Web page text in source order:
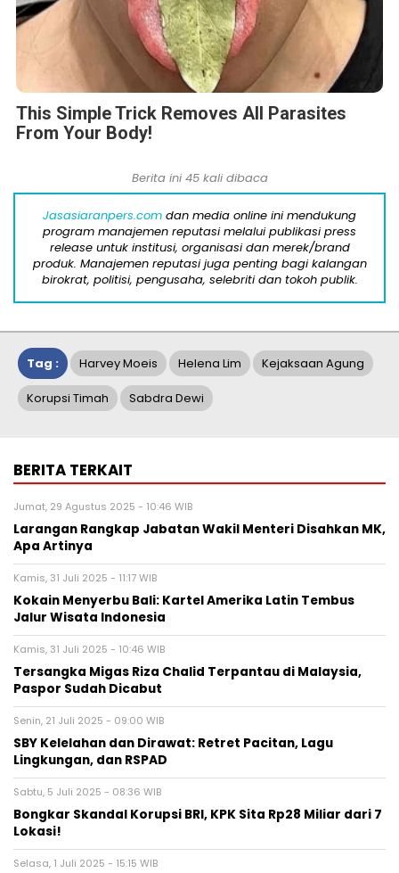
This Simple Trick Removes All Parasites
From Your Body!
Berita ini 45 kali dibaca
Jasasiaranpers.com dan media online ini mendukung
program manajemen reputasi melalui publikasi press
release untuk institusi, organisasi dan merek/brand
produk. Manajemen reputasi juga penting bagi kalangan
birokrat, politisi, pengusaha, selebriti dan tokoh publik.
Tag : Harvey Moeis Helena Lim Kejaksaan Agung
Korupsi Timah Sabdra Dewi
BERITA TERKAIT
Jumat, 29 Agustus 2025 - 10:46 WIB
Larangan Rangkap Jabatan Wakil Menteri Disahkan MK,
Apa Artinya
Kamis, 31 Juli 2025 - 11:17 WIB
Kokain Menyerbu Bali: Kartel Amerika Latin Tembus
Jalur Wisata Indonesia
Kamis, 31 Juli 2025 - 10:46 WIB
Tersangka Migas Riza Chalid Terpantau di Malaysia,
Paspor Sudah Dicabut
Senin, 21 Juli 2025 - 09:00 WIB
SBY Kelelahan dan Dirawat: Retret Pacitan, Lagu
Lingkungan, dan RSPAD
Sabtu, 5 Juli 2025 - 08:36 WIB
Bongkar Skandal Korupsi BRI, KPK Sita Rp28 Miliar dari 7
Lokasi!
Selasa, 1 Juli 2025 - 15:15 WIB